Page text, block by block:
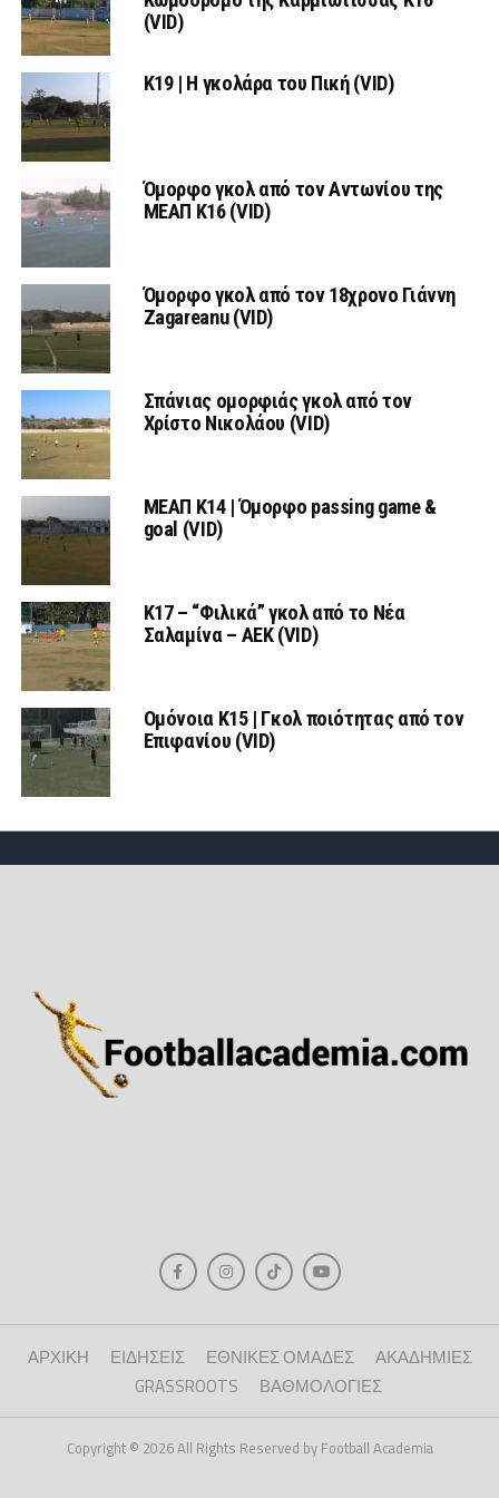
(VID)
Κ19 | Η γκολάρα του Πική (VID)
Όμορφο γκολ από τον Αντωνίου της
ΜΕΑΠ Κ16 (VID)
Όμορφο γκολ από τον 18χρονο Γιάννη
Zagareanu (VID)
Σπάνιας ομορφιάς γκολ από τον
Χρίστο Νικολάου (VID)
ΜΕΑΠ Κ14 | Όμορφο passing game &
goal (VID)
K17 – “Φιλικά” γκολ από το Νέα
Σαλαμίνα – ΑΕΚ (VID)
Ομόνοια Κ15 | Γκολ ποιότητας από τον
Επιφανίου (VID)
ΑΡΧΙΚΗ ΕΙΔΗΣΕΙΣ ΕΘΝΙΚΕΣ ΟΜΑΔΕΣ
ΑΚΑΔΗΜΙΕΣ
GRASSROOTS
ΒΑΘΜΟΛΟΓΙΕΣ
Copyright © 2026 All Rights Reserved by Football Academia